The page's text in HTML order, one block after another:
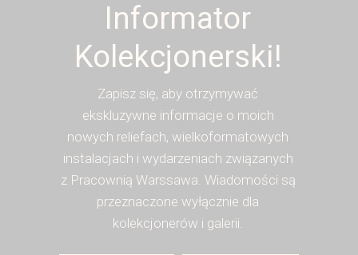
Informator
Kolekcjonerski!
Zapisz się, aby otrzymywać
ekskluzywne informacje o moich
nowych reliefach, wielkoformatowych
instalacjach i wydarzeniach związanych
z Pracownią Warssawa. Wiadomości są
przeznaczone wyłącznie dla
kolekcjonerów i galerii.